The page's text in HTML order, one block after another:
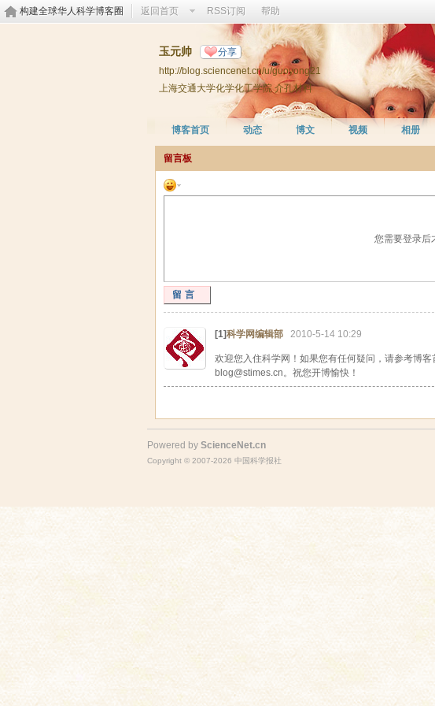
构建全球华人科学博客圈 返回首页 RSS订阅 帮助
玉元帅 分享
http://blog.sciencenet.cn/u/guoyong21
上海交通大学化学化工学院 介孔材料
博客首页 动态 博文 视频 相册
留言板
您需要登录后
留言
[1]科学网编辑部 2010-5-14 10:29
欢迎您入住科学网！如果您有任何疑问，请参考博
blog@stimes.cn。祝您开博愉快！
Powered by ScienceNet.cn
Copyright © 2007-2026 中国科学报社